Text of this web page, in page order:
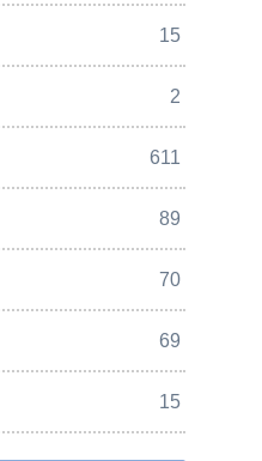
15
2
611
89
70
69
15